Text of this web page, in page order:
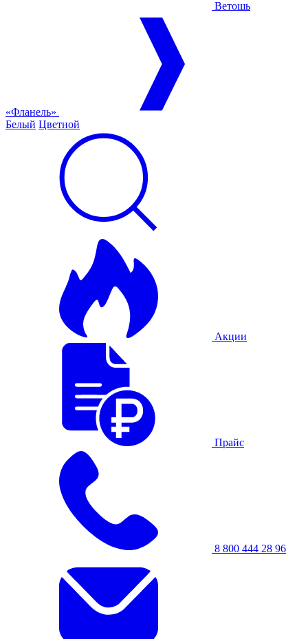
Ветошь
«Фланель»
Белый Цветной
Акции
Прайс
8 800 444 28 96